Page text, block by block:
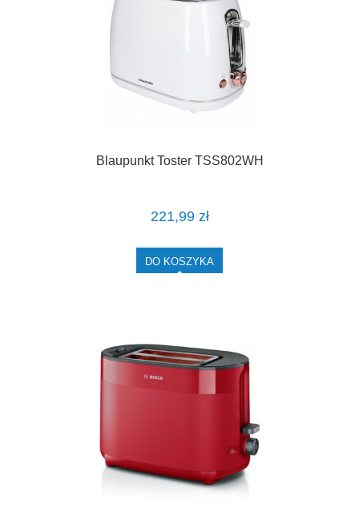
Blaupunkt Toster TSS802WH
221,99 zł
DO KOSZYKA